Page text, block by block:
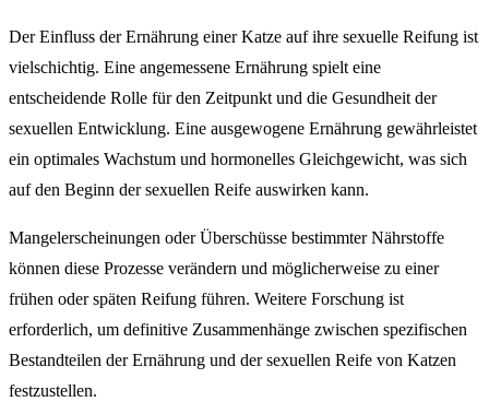
Der Einfluss der Ernährung einer Katze auf ihre sexuelle Reifung ist
vielschichtig. Eine angemessene Ernährung spielt eine
entscheidende Rolle für den Zeitpunkt und die Gesundheit der
sexuellen Entwicklung. Eine ausgewogene Ernährung gewährleistet
ein optimales Wachstum und hormonelles Gleichgewicht, was sich
auf den Beginn der sexuellen Reife auswirken kann.
Mangelerscheinungen oder Überschüsse bestimmter Nährstoffe
können diese Prozesse verändern und möglicherweise zu einer
frühen oder späten Reifung führen. Weitere Forschung ist
erforderlich, um definitive Zusammenhänge zwischen spezifischen
Bestandteilen der Ernährung und der sexuellen Reife von Katzen
festzustellen.